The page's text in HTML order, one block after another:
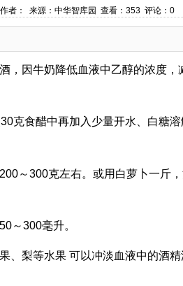
者： 来源：中华智库园 查看： 353评论： 0
，因牛奶降低血液中乙醇的浓度，
克食醋中再加入少量开水、白糖
～300克左右。或用白萝卜一斤，
～300毫升。
、梨等水果 可以冲淡血液中的酒